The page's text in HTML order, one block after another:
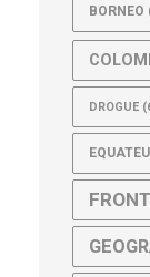
BORNEO
DROGUE